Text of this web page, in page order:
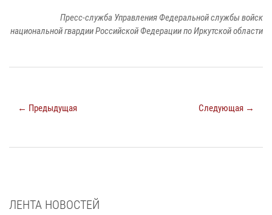
Пресс-служба Управления Федеральной службы войск
национальной гвардии Российской Федерации по Иркутской области
← Предыдущая Следующая →
ЛЕНТА НОВОСТЕЙ